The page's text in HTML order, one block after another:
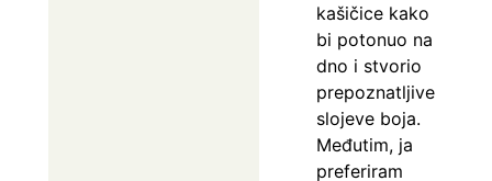
kašičice kako
bi potonuo na
dno i stvorio
prepoznatljive
slojeve boja.
Međutim, ja
preferiram